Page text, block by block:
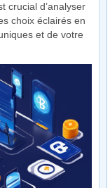
crucial d’analyser
choix éclairés en
et de votre